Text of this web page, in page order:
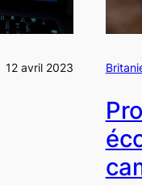
12 avril 2023